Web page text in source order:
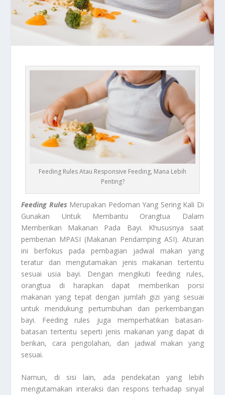
Feeding Rules Atau Responsive Feeding, Mana Lebih
Penting?
Feeding Rules Merupakan Pedoman Yang Sering Kali Di
Gunakan Untuk Membantu Orangtua Dalam
Memberikan Makanan Pada Bayi. Khususnya saat
pemberian MPASI (Makanan Pendamping ASI). Aturan
ini berfokus pada pembagian jadwal makan yang
teratur dan mengutamakan jenis makanan tertentu
sesuai usia bayi. Dengan mengikuti feeding rules,
orangtua di harapkan dapat memberikan porsi
makanan yang tepat dengan jumlah gizi yang sesuai
untuk mendukung pertumbuhan dan perkembangan
bayi. Feeding rules juga memperhatikan batasan-
batasan tertentu seperti jenis makanan yang dapat di
berikan, cara pengolahan, dan jadwal makan yang
sesuai.
Namun, di sisi lain, ada pendekatan yang lebih
mengutamakan interaksi dan respons terhadap sinyal